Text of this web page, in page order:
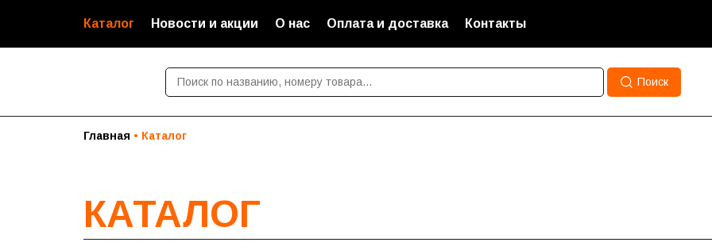
Каталог Новости и акции О нас Оплата и доставка Контакты
Поиск
Главная Каталог
КАТАЛОГ